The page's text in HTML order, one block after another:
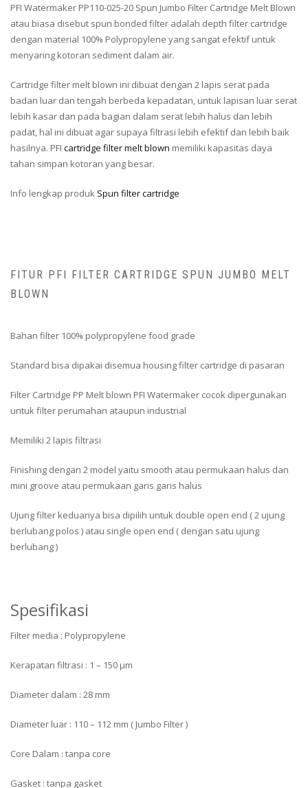
PFI Watermaker PP110-025-20 Spun Jumbo Filter Cartridge Melt Blown
atau biasa disebut spun bonded filter adalah depth filter cartridge
dengan material 100% Polypropylene yang sangat efektif untuk
menyaring kotoran sediment dalam air.
Cartridge filter melt blown ini dibuat dengan 2 lapis serat pada
badan luar dan tengah berbeda kepadatan, untuk lapisan luar serat
lebih kasar dan pada bagian dalam serat lebih halus dan lebih
padat, hal ini dibuat agar supaya filtrasi lebih efektif dan lebih baik
hasilnya. PFI cartridge filter melt blown memiliki kapasitas daya
tahan simpan kotoran yang besar.
Info lengkap produk Spun filter cartridge
FITUR PFI FILTER CARTRIDGE SPUN JUMBO MELT
BLOWN
Bahan filter 100% polypropylene food grade
Standard bisa dipakai disemua housing filter cartridge di pasaran
Filter Cartridge PP Melt blown PFI Watermaker cocok dipergunakan
untuk filter perumahan ataupun industrial
Memiliki 2 lapis filtrasi
Finishing dengan 2 model yaitu smooth atau permukaan halus dan
mini groove atau permukaan garis garis halus
Ujung filter keduanya bisa dipilih untuk double open end ( 2 ujung
berlubang polos ) atau single open end ( dengan satu ujung
berlubang )
Spesifikasi
Filter media : Polypropylene
Kerapatan filtrasi : 1 – 150 μm
Diameter dalam : 28 mm
Diameter luar : 110 – 112 mm ( Jumbo Filter )
Core Dalam : tanpa core
Gasket : tanpa gasket